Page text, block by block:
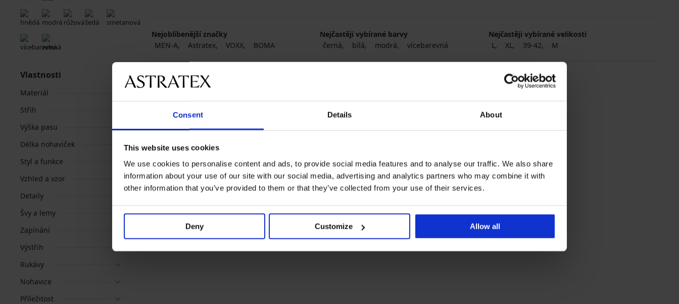
Consent Details About
This website uses cookies
We use cookies to personalise content and ads, to provide social media features and to analyse our traffic. We also share
information about your use of our site with our social media, advertising and analytics partners who may combine it with
other information that you’ve provided to them or that they’ve collected from your use of their services.
Deny Customize Allow all
Vlastnosti
Materiál
Střih
Výška pasu
Délka nohaviček
Styl a funkce
Vzhled a vzor
Detaily
Švy a lemy
Zapínání
Výstřih
Rukávy
Nohavice
Příležitost
Nejoblíbenější značky
MEN-A
Astratex VOXX BOMA
Nejčastěji vybírané barvy
černá
bílá modrá vícebarevná
Nejčastěji vybírané velikosti
L
XL 39-42 M